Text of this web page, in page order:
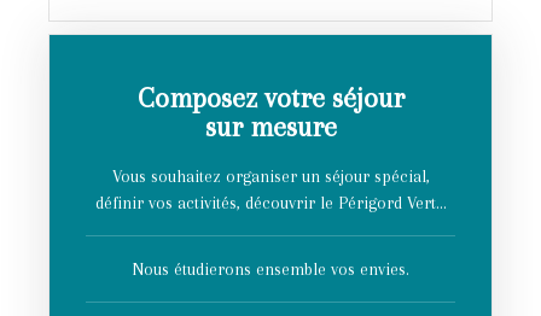
Composez votre séjour
sur mesure
Vous souhaitez organiser un séjour spécial,
définir vos activités, découvrir le Périgord Vert...
Nous étudierons ensemble vos envies.